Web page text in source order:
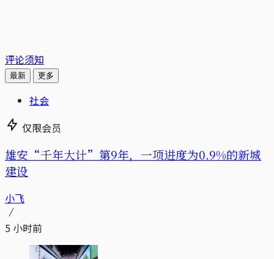
评论须知
最新 更多
社会
仅限会员
雄安“千年大计”第9年，一项进度为0.9%的新城
建设
小飞
5 小时前